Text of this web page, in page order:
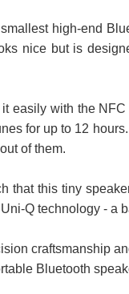
high-end
nice but is
easily with the
for up to 12
of them.
that this tiny
Q technology - a
craftsmanship
Bluetooth